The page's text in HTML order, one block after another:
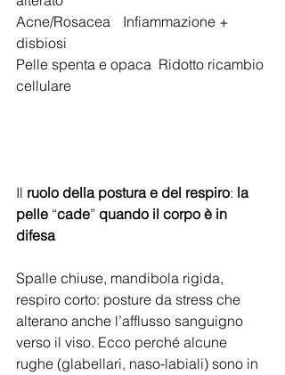
Acne/Rosacea	Infiammazione +
disbiosi
Pelle spenta e opaca	Ridotto ricambio
cellulare
Il ruolo della postura e del respiro: la
pelle “cade” quando il corpo è in
difesa
Spalle chiuse, mandibola rigida,
respiro corto: posture da stress che
alterano anche l’afflusso sanguigno
verso il viso. Ecco perché alcune
rughe (glabellari, naso-labiali) sono in